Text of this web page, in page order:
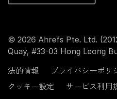
© 2026 Ahrefs Pte. Ltd.
Quay, #33-03 Hong Leong
法的情報
プライバシーポリ
クッキー設定
サービス利用